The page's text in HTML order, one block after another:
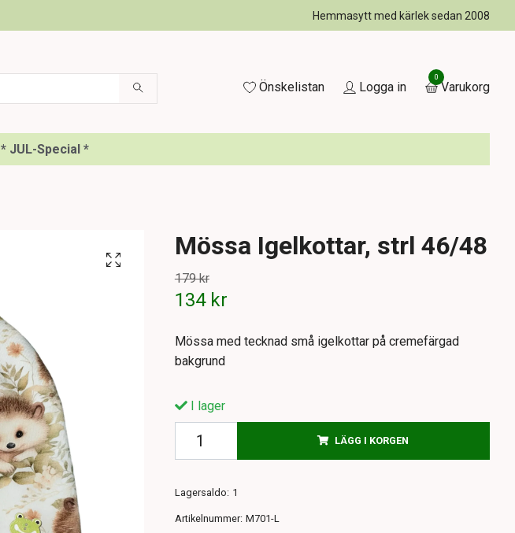
Hemmasytt med kärlek sedan 2008
Önskelistan Logga in
0
Varukorg
* JUL-Special *
Mössa Igelkottar, strl 46/48
179 kr
134 kr
Mössa med tecknad små igelkottar på cremefärgad
bakgrund
I lager
LÄGG I KORGEN
Lagersaldo: 1
Artikelnummer: M701-L